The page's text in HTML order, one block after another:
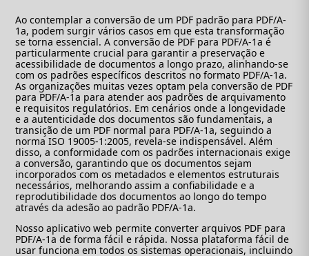
Ao contemplar a conversão de um PDF padrão para PDF/A-
1a, podem surgir vários casos em que esta transformação
se torna essencial. A conversão de PDF para PDF/A-1a é
particularmente crucial para garantir a preservação e
acessibilidade de documentos a longo prazo, alinhando-se
com os padrões específicos descritos no formato PDF/A-1a.
As organizações muitas vezes optam pela conversão de PDF
para PDF/A-1a para atender aos padrões de arquivamento
e requisitos regulatórios. Em cenários onde a longevidade
e a autenticidade dos documentos são fundamentais, a
transição de um PDF normal para PDF/A-1a, seguindo a
norma ISO 19005-1:2005, revela-se indispensável. Além
disso, a conformidade com os padrões internacionais exige
a conversão, garantindo que os documentos sejam
incorporados com os metadados e elementos estruturais
necessários, melhorando assim a confiabilidade e a
reprodutibilidade dos documentos ao longo do tempo
através da adesão ao padrão PDF/A-1a.
Nosso aplicativo web permite converter arquivos PDF para
PDF/A-1a de forma fácil e rápida. Nossa plataforma fácil de
usar funciona em todos os sistemas operacionais, incluindo